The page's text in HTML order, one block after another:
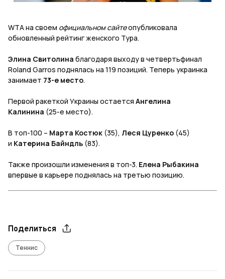
WTA на своем официальном сайтеопубликовала
обновленный рейтинг женского Тура.
Элина Свитолина благодаря выходу в четвертьфинал
Roland Garros поднялась на 119 позиций. Теперь украинка
занимает 73-е место.
Первой ракеткой Украины остается Ангелина
Калинина (25-е место).
В топ-100 – Марта Костюк (35), Леся Цуренко (45)
и Катерина Байндль (83).
Также произошли изменения в топ-3. Елена Рыбакина
впервые в карьере поднялась на третью позицию.
Поделиться
Теннис